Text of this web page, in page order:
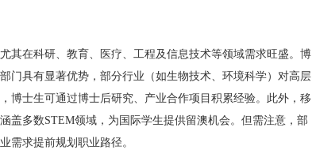
其在科研、教育、医疗、工程及信息技术等领域需求旺盛。博
门具有显著优势，部分行业（如生物技术、环境科学）对高层
博士生可通过博士后研究、产业合作项目积累经验。此外，移
盖多数STEM领域，为国际学生提供留澳机会。但需注意，部
需求提前规划职业路径。